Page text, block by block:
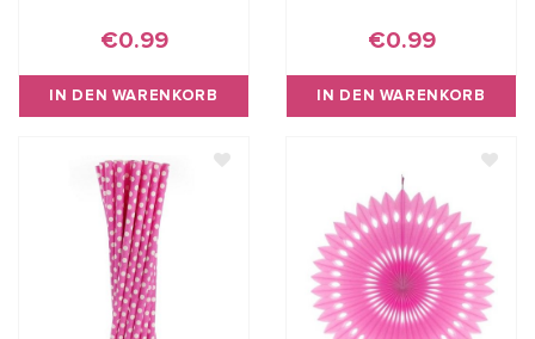
€0.99
IN DEN WARENKORB
€0.99
IN DEN WARENKORB